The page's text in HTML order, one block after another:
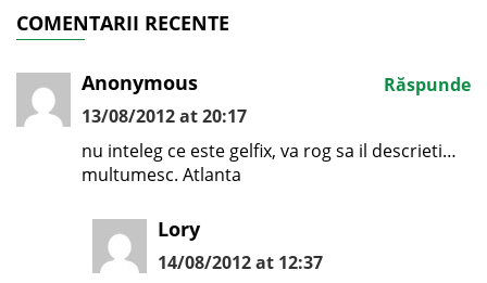
COMENTARII RECENTE
Anonymous
13/08/2012 at 20:17
nu inteleg ce este gelfix, va rog sa il descrieti…
multumesc. Atlanta
Răspunde
Lory
14/08/2012 at 12:37